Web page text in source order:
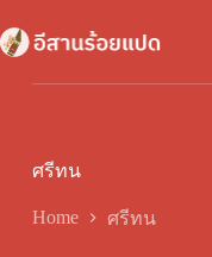
to
content
ศรีทน
Home ศรีทน